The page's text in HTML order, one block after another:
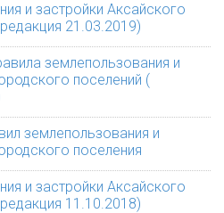
и застройки Аксайского
21.03.2019)
землепользования и
поселений (
землепользования и
поселения
и застройки Аксайского
11.10.2018)